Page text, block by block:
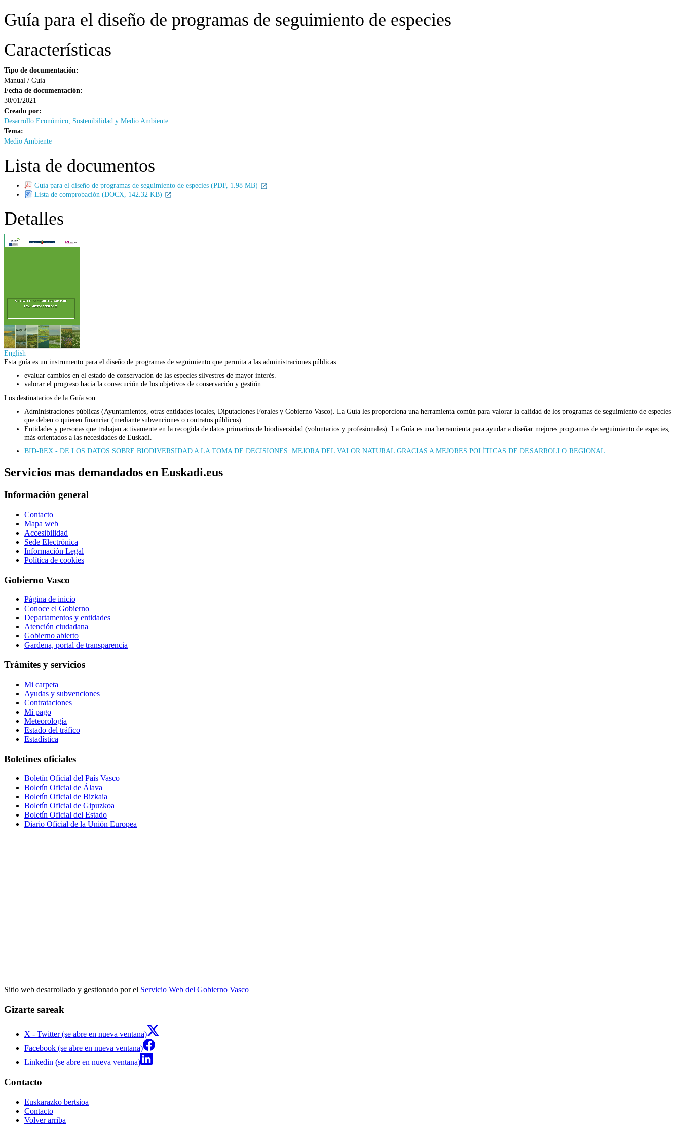
Guía para el diseño de programas de seguimiento de especies
Características
Tipo de documentación:
Manual / Guia
Fecha de documentación:
30/01/2021
Creado por:
Desarrollo Económico, Sostenibilidad y Medio Ambiente
Tema:
Medio Ambiente
Lista de documentos
Guía para el diseño de programas de seguimiento de especies (PDF, 1.98 MB)
Lista de comprobación (DOCX, 142.32 KB)
Detalles
English
Esta guía es un instrumento para el diseño de programas de seguimiento que permita a las administraciones públicas:
evaluar cambios en el estado de conservación de las especies silvestres de mayor interés.
valorar el progreso hacia la consecución de los objetivos de conservación y gestión.
Los destinatarios de la Guía son:
Administraciones públicas (Ayuntamientos, otras entidades locales, Diputaciones Forales y Gobierno Vasco). La Guía les proporciona una herramienta común para valorar la calidad de los programas de seguimiento de especies
que deben o quieren financiar (mediante subvenciones o contratos públicos).
Entidades y personas que trabajan activamente en la recogida de datos primarios de biodiversidad (voluntarios y profesionales). La Guía es una herramienta para ayudar a diseñar mejores programas de seguimiento de especies,
más orientados a las necesidades de Euskadi.
BID-REX - DE LOS DATOS SOBRE BIODIVERSIDAD A LA TOMA DE DECISIONES: MEJORA DEL VALOR NATURAL GRACIAS A MEJORES POLÍTICAS DE DESARROLLO REGIONAL
Servicios mas demandados en Euskadi.eus
Información general
Contacto
Mapa web
Accesibilidad
Sede Electrónica
Información Legal
Política de cookies
Gobierno Vasco
Página de inicio
Conoce el Gobierno
Departamentos y entidades
Atención ciudadana
Gobierno abierto
Gardena, portal de transparencia
Trámites y servicios
Mi carpeta
Ayudas y subvenciones
Contrataciones
Mi pago
Meteorología
Estado del tráfico
Estadística
Boletines oficiales
Boletín Oficial del País Vasco
Boletín Oficial de Álava
Boletín Oficial de Bizkaia
Boletín Oficial de Gipuzkoa
Boletín Oficial del Estado
Diario Oficial de la Unión Europea
Sitio web desarrollado y gestionado por el Servicio Web del Gobierno Vasco
Gizarte sareak
X - Twitter (se abre en nueva ventana)
Facebook (se abre en nueva ventana)
Linkedin (se abre en nueva ventana)
Contacto
Euskarazko bertsioa
Contacto
Volver arriba